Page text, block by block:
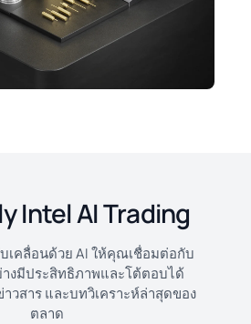
Intel AI Trading
เคลื่อนด้วย AI ให้คุณเชื่อมต่อกับ
างมีประสิทธิภาพและโต้ตอบได้
วสาร และบทวิเคราะห์ล่าสุดของ
ตลาด